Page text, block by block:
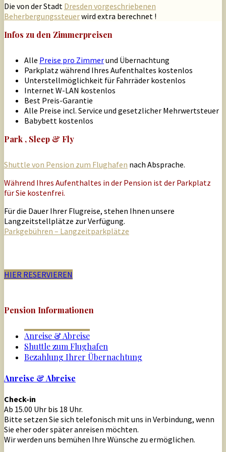
Die von der Stadt Dresden vorgeschriebenen
Beherbergungssteuerwird extra berechnet !
Infos zu den Zimmerpreisen
Alle Preise pro Zimmerund Übernachtung
Parkplatz während Ihres Aufenthaltes kostenlos
Unterstellmöglichkeit für Fahrräder kostenlos
Internet W-LAN kostenlos
Best Preis-Garantie
Alle Preise incl. Service und gesetzlicher Mehrwertsteuer
Babybett kostenlos
Park , Sleep & Fly
Shuttle von Pension zum Flughafen nach Absprache.
Während Ihres Aufenthaltes in der Pension ist der Parkplatz
für Sie kostenfrei.
Für die Dauer Ihrer Flugreise, stehen Ihnen unsere
Langzeitstellplätze zur Verfügung.
Parkgebühren – Langzeitparkplätze
HIER RESERVIEREN
Pension Informationen
Anreise & Abreise
Shuttle zum Flughafen
Bezahlung Ihrer Übernachtung
Anreise & Abreise
Check-in
Ab 15.00 Uhr bis 18 Uhr.
Bitte setzen Sie sich telefonisch mit uns in Verbindung, wenn
Sie eher oder später anreisen möchten.
Wir werden uns bemühen Ihre Wünsche zu ermöglichen.